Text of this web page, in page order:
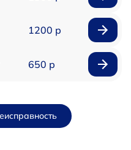
1200 р
650 р